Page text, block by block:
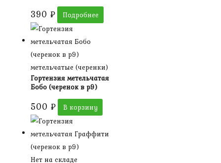
390 ₽ Подробнее
метельчатые (черенки)
Гортензия метельчатая
Бобо (черенок в р9)
500 ₽ В корзину
Нет на складе